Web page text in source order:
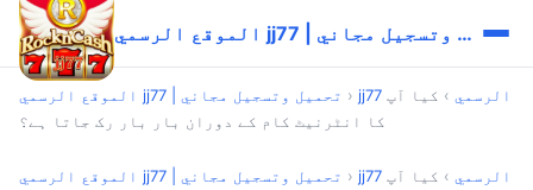
الموقع الرسمي jj77 | تحميل وتسجيل مجاني
الموقع الرسمي jj77 | تحميل وتسجيل مجاني › jj77 الرسمي › کیا آپ
کا انٹرنیٹ کام کے دوران بار بار رک جاتا ہے؟
الموقع الرسمي jj77 | تحميل وتسجيل مجاني › jj77 الرسمي › کیا آپ